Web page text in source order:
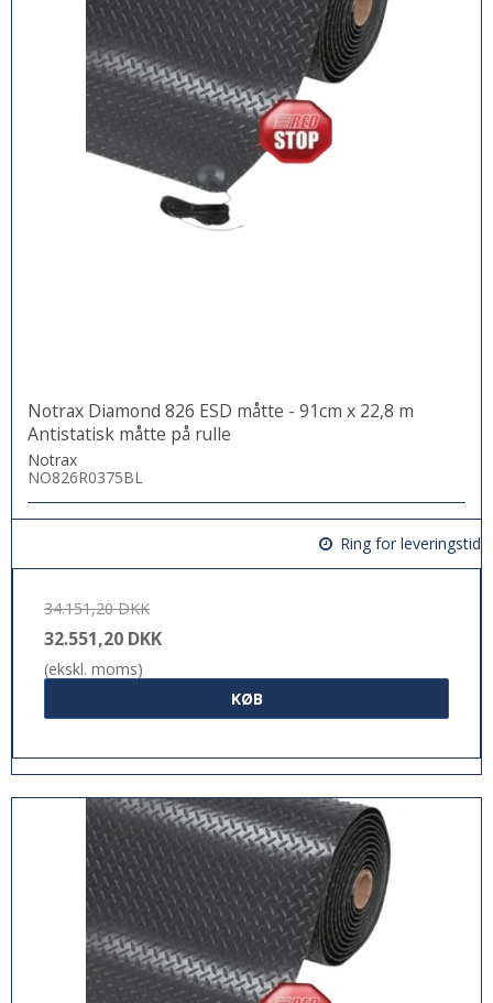
Notrax Diamond 826 ESD måtte - 91cm x 22,8 m
Antistatisk måtte på rulle
Notrax
NO826R0375BL
Ring for leveringstid
34.151,20 DKK
32.551,20 DKK
(ekskl. moms)
KØB